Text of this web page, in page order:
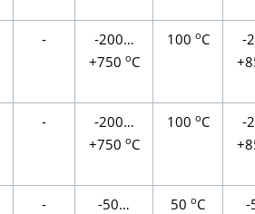
-
-200…
+750 оС
100 оС
-
-
-200…
+750 оС
100 оС
-
-
-50…
50 оС
-